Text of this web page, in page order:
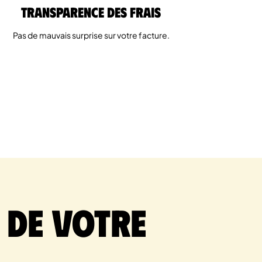
Transparence des Frais
Pas de mauvais surprise sur votre facture.
votre